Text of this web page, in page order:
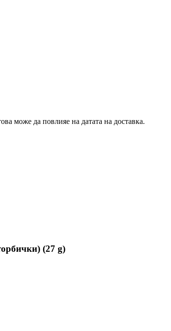
може да повлияе на датата на доставка.
(27 g)